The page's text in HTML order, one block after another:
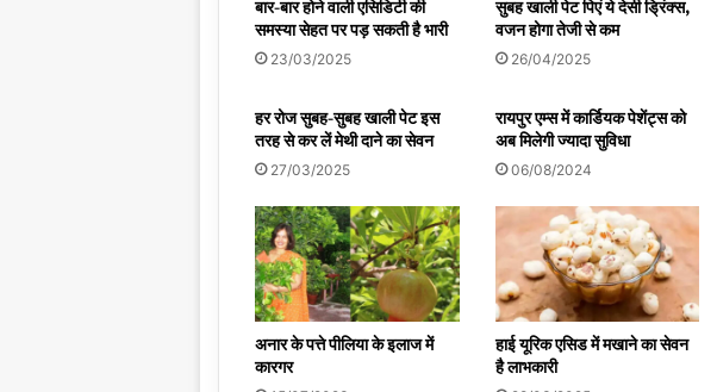
बार-बार होने वाली एसिडिटी की
समस्या सेहत पर पड़ सकती है भारी
23/03/2025
सुबह खाली पेट पिएं ये देसी ड्रिंक्स,
वजन होगा तेजी से कम
26/04/2025
हर रोज सुबह-सुबह खाली पेट इस
तरह से कर लें मेथी दाने का सेवन
27/03/2025
रायपुर एम्स में कार्डियक पेशेंट्स को
अब मिलेगी ज्यादा सुविधा
06/08/2024
अनार के पत्ते पीलिया के इलाज में
कारगर
हाई यूरिक एसिड में मखाने का सेवन
है लाभकारी